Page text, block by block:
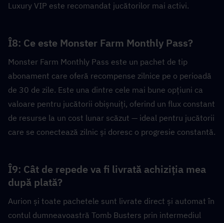
Luxury VIP este recomandat jucătorilor mai activi.
Î8: Ce este Monster Farm Monthly Pass?
Monster Farm Monthly Pass este un pachet de tip
abonament care oferă recompense zilnice pe o perioadă
de 30 de zile. Este una dintre cele mai bune opțiuni ca
valoare pentru jucătorii obișnuiți, oferind un flux constant
de resurse la un cost lunar scăzut — ideal pentru jucătorii
care se conectează zilnic și doresc o progresie constantă.
Î9: Cât de repede va fi livrată achiziția mea
după plată?
Aurion și toate pachetele sunt livrate direct și automat în
contul dumneavoastră Tomb Busters prin intermediul